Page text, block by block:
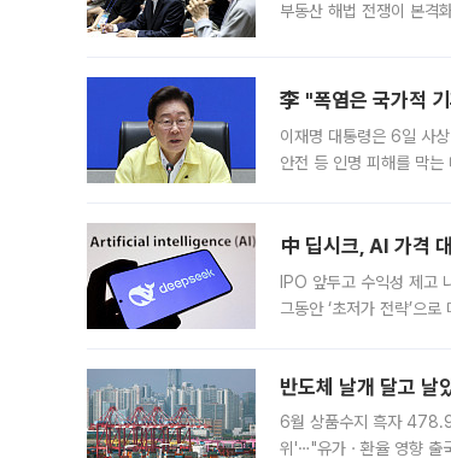
부동산 해법 전쟁이 본격
李 "폭염은 국가적
이재명 대통령은 6일 사
안전 등 인명 피해를 막는
中 딥시크, AI 가격
IPO 앞두고 수익성 제고
그동안 ‘초저가 전략’으
반도체 날개 달고
6월 상품수지 흑자
위'⋯"유가ㆍ환율 영향 출